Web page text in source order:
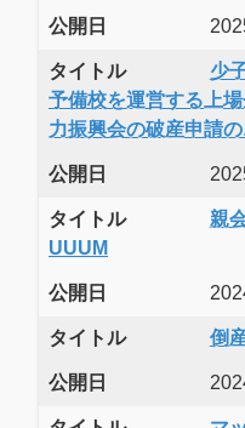
公開日
タイトル
少
予備校を運営する上
力振興会の破産申請
公開日
タイトル
親
UUUM
公開日
タイトル 倒
公開日